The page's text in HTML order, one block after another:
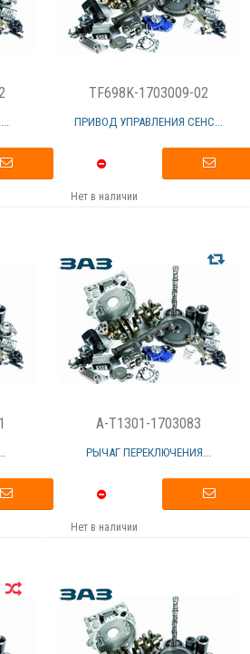
TF698K-1703009-02
ПРИВОД УПРАВЛЕНИЯ СЕНС...
Нет в наличии
A-T1301-1703083
РЫЧАГ ПЕРЕКЛЮЧЕНИЯ...
Нет в наличии